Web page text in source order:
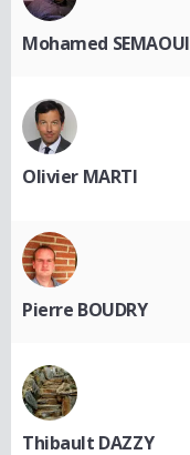
Mohamed SEMAOUI
Olivier MARTI
Pierre BOUDRY
Thibault DAZZY